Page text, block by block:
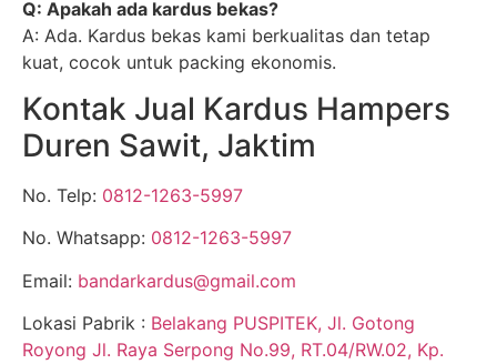
Q: Apakah ada kardus bekas?
A: Ada. Kardus bekas kami berkualitas dan tetap
kuat, cocok untuk packing ekonomis.
Kontak Jual Kardus Hampers
Duren Sawit, Jaktim
No. Telp: 0812-1263-5997
No. Whatsapp: 0812-1263-5997
Email: bandarkardus@gmail.com
Lokasi Pabrik : Belakang PUSPITEK, Jl. Gotong
Royong Jl. Raya Serpong No.99, RT.04/RW.02, Kp.